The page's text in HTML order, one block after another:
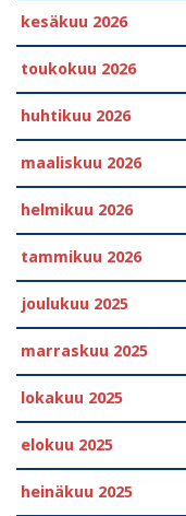
kesäkuu 2026
toukokuu 2026
huhtikuu 2026
maaliskuu 2026
helmikuu 2026
tammikuu 2026
joulukuu 2025
marraskuu 2025
lokakuu 2025
elokuu 2025
heinäkuu 2025